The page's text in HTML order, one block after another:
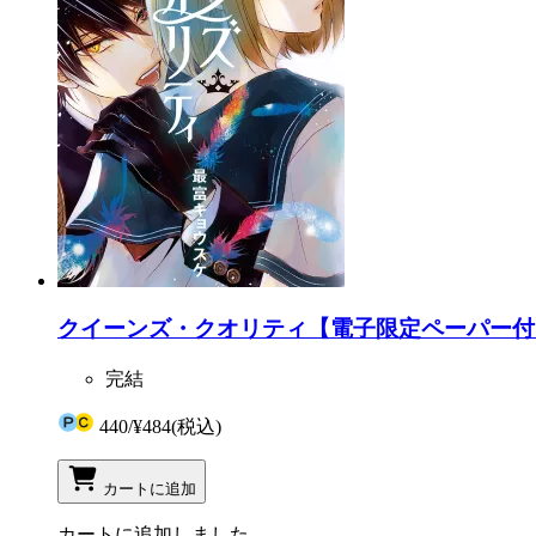
クイーンズ・クオリティ【電子限定ペーパー
完結
440/¥484(税込)
カートに追加